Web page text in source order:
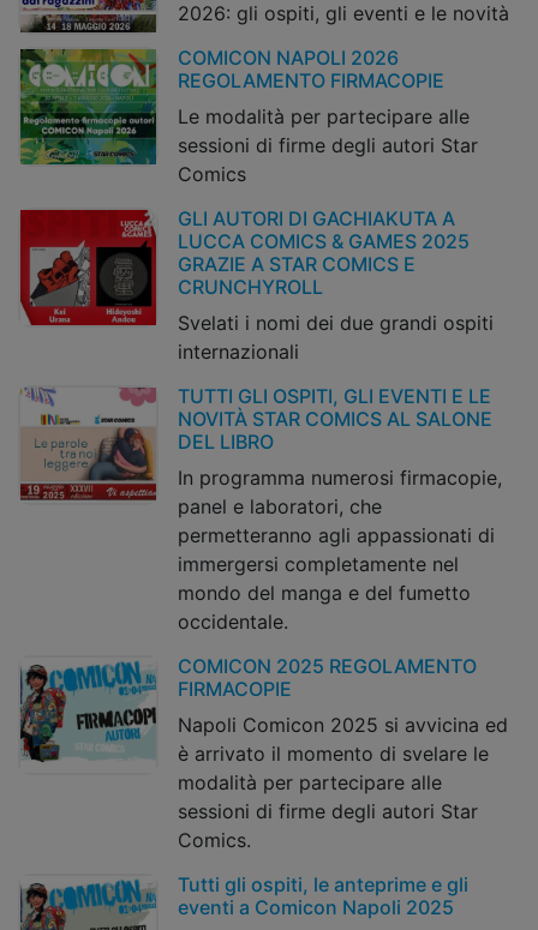
2026: gli ospiti, gli eventi e le novità
COMICON NAPOLI 2026
REGOLAMENTO FIRMACOPIE
Le modalità per partecipare alle
sessioni di firme degli autori Star
Comics
GLI AUTORI DI GACHIAKUTA A
LUCCA COMICS & GAMES 2025
GRAZIE A STAR COMICS E
CRUNCHYROLL
Svelati i nomi dei due grandi ospiti
internazionali
TUTTI GLI OSPITI, GLI EVENTI E LE
NOVITÀ STAR COMICS AL SALONE
DEL LIBRO
In programma numerosi firmacopie,
panel e laboratori, che
permetteranno agli appassionati di
immergersi completamente nel
mondo del manga e del fumetto
occidentale.
COMICON 2025 REGOLAMENTO
FIRMACOPIE
Napoli Comicon 2025 si avvicina ed
è arrivato il momento di svelare le
modalità per partecipare alle
sessioni di firme degli autori Star
Comics.
Tutti gli ospiti, le anteprime e gli
eventi a Comicon Napoli 2025